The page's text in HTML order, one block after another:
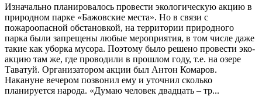
Изначально планировалось провести экологическую акцию в
природном парке «Бажовские места». Но в связи с
пожароопасной обстановкой, на территории природного
парка были запрещены любые мероприятия, в том числе даже
такие как уборка мусора. Поэтому было решено провести эко-
акцию там же, где проводили в прошлом году, т.е. на озере
Таватуй. Организатором акции был Антон Комаров.
Накануне вечером позвонил ему и уточнил сколько
планируется народа. «Думаю человек двадцать – тр...